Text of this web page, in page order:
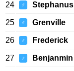
24 ♂ Stephanus
25 ♂ Grenville
26 ♂ Frederick
27 ♂ Benjanmin